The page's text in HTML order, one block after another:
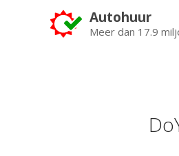
Autohuur
Meer dan 17.9